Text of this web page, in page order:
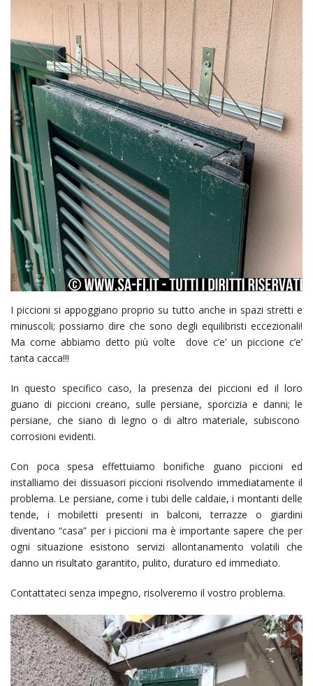
I piccioni si appoggiano proprio su tutto anche in spazi stretti e
minuscoli; possiamo dire che sono degli equilibristi eccezionali!
Ma come abbiamo detto più volte dove c’e’ un piccione c’e’
tanta cacca!!!
In questo specifico caso, la presenza dei piccioni ed il loro
guano di piccioni creano, sulle persiane, sporcizia e danni; le
persiane, che siano di legno o di altro materiale, subiscono
corrosioni evidenti.
Con poca spesa effettuiamo bonifiche guano piccioni ed
installiamo dei dissuasori piccioni risolvendo immediatamente il
problema. Le persiane, come i tubi delle caldaie, i montanti delle
tende, i mobiletti presenti in balconi, terrazze o giardini
diventano “casa” per i piccioni ma è importante sapere che per
ogni situazione esistono servizi allontanamento volatili che
danno un risultato garantito, pulito, duraturo ed immediato.
Contattateci senza impegno, risolveremo il vostro problema.